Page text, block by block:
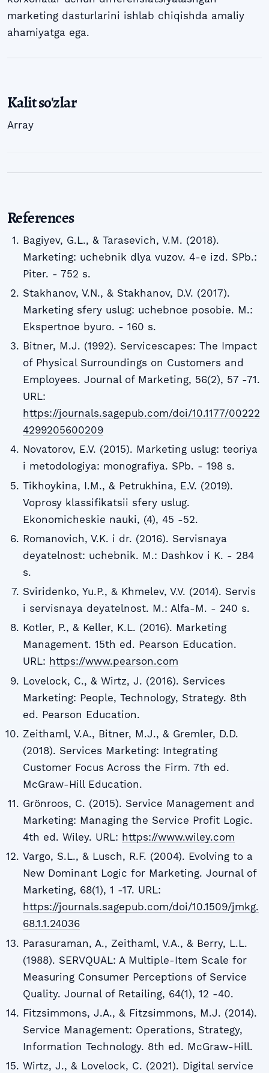
marketing dasturlarini ishlab chiqishda amaliy
ahamiyatga ega.
Kalit so'zlar
Array
References
Bagiyev, G.L., & Tarasevich, V.M. (2018).
Marketing: uchebnik dlya vuzov. 4-e izd. SPb.:
Piter. - 752 s.
Stakhanov, V.N., & Stakhanov, D.V. (2017).
Marketing sfery uslug: uchebnoe posobie. M.:
Ekspertnoe byuro. - 160 s.
Bitner, M.J. (1992). Servicescapes: The Impact
of Physical Surroundings on Customers and
Employees. Journal of Marketing, 56(2), 57 -71.
URL:
https://journals.sagepub.com/doi/10.1177/00222
4299205600209
Novatorov, E.V. (2015). Marketing uslug: teoriya
i metodologiya: monografiya. SPb. - 198 s.
Tikhoykina, I.M., & Petrukhina, E.V. (2019).
Voprosy klassifikatsii sfery uslug.
Ekonomicheskie nauki, (4), 45 -52.
Romanovich, V.K. i dr. (2016). Servisnaya
deyatelnost: uchebnik. M.: Dashkov i K. - 284
s.
Sviridenko, Yu.P., & Khmelev, V.V. (2014). Servis
i servisnaya deyatelnost. M.: Alfa-M. - 240 s.
Kotler, P., & Keller, K.L. (2016). Marketing
Management. 15th ed. Pearson Education.
URL: https://www.pearson.com
Lovelock, C., & Wirtz, J. (2016). Services
Marketing: People, Technology, Strategy. 8th
ed. Pearson Education.
Zeithaml, V.A., Bitner, M.J., & Gremler, D.D.
(2018). Services Marketing: Integrating
Customer Focus Across the Firm. 7th ed.
McGraw-Hill Education.
Grönroos, C. (2015). Service Management and
Marketing: Managing the Service Profit Logic.
4th ed. Wiley. URL: https://www.wiley.com
Vargo, S.L., & Lusch, R.F. (2004). Evolving to a
New Dominant Logic for Marketing. Journal of
Marketing, 68(1), 1 -17. URL:
https://journals.sagepub.com/doi/10.1509/jmkg.
68.1.1.24036
Parasuraman, A., Zeithaml, V.A., & Berry, L.L.
(1988). SERVQUAL: A Multiple-Item Scale for
Measuring Consumer Perceptions of Service
Quality. Journal of Retailing, 64(1), 12 -40.
Fitzsimmons, J.A., & Fitzsimmons, M.J. (2014).
Service Management: Operations, Strategy,
Information Technology. 8th ed. McGraw-Hill.
Wirtz, J., & Lovelock, C. (2021). Digital service